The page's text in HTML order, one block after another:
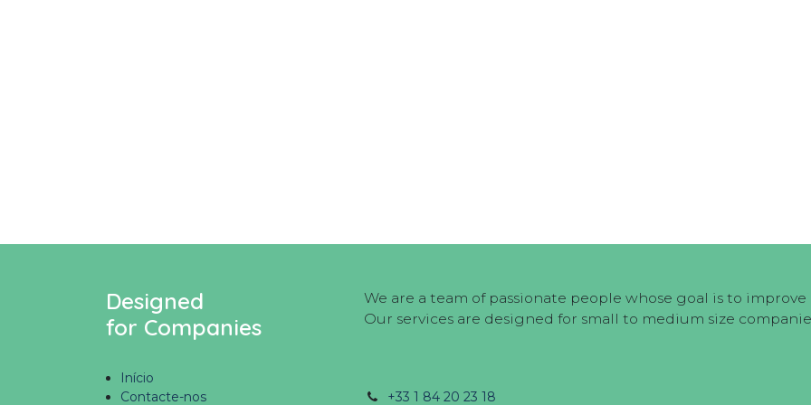
Designed
for Companies
We are a team of passionate people whose goal is to improve
Our services are designed for small to medium size
Início
Contacte-nos
+33 1 84 20 23 18